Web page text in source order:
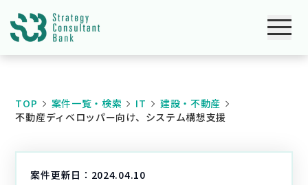
TOP 案件一覧・検索 IT
建設・不動産
不動産ディベロッパー向け、システム構想支援
案件更新日： 2024.04.10